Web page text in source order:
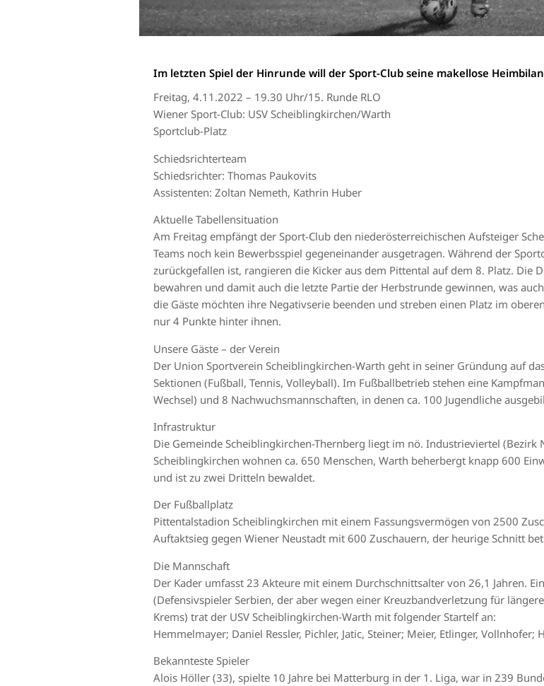
Im letzten Spiel der Hinrunde will der Sport-Club seine makellose
Freitag, 4.11.2022 – 19.30 Uhr/15. Runde RLO
Wiener Sport-Club: USV Scheiblingkirchen/Warth
Sportclub-Platz
Schiedsrichterteam
Schiedsrichter: Thomas Paukovits
Assistenten: Zoltan Nemeth, Kathrin Huber
Aktuelle Tabellensituation
Am Freitag empfängt der Sport-Club den niederösterreichischen Aufsteiger
Teams noch kein Bewerbsspiel gegeneinander ausgetragen. Während der
zurückgefallen ist, rangieren die Kicker aus dem Pittental auf dem 8. Platz. Die
bewahren und damit auch die letzte Partie der Herbstrunde gewinnen, was
die Gäste möchten ihre Negativserie beenden und streben einen Platz im
nur 4 Punkte hinter ihnen.
Unsere Gäste – der Verein
Der Union Sportverein Scheiblingkirchen-Warth geht in seiner Gründung auf
Sektionen (Fußball, Tennis, Volleyball). Im Fußballbetrieb stehen eine
Wechsel) und 8 Nachwuchsmannschaften, in denen ca. 100 Jugendliche
Infrastruktur
Die Gemeinde Scheiblingkirchen-Thernberg liegt im nö. Industrieviertel (Bezirk
Scheiblingkirchen wohnen ca. 650 Menschen, Warth beherbergt knapp 600
und ist zu zwei Dritteln bewaldet.
Der Fußballplatz
Pittentalstadion Scheiblingkirchen mit einem Fassungsvermögen von 2500
Auftaktsieg gegen Wiener Neustadt mit 600 Zuschauern, der heurige Schnitt
Die Mannschaft
Der Kader umfasst 23 Akteure mit einem Durchschnittsalter von 26,1 Jahren.
(Defensivspieler Serbien, der aber wegen einer Kreuzbandverletzung für
Krems) trat der USV Scheiblingkirchen-Warth mit folgender Startelf an:
Hemmelmayer; Daniel Ressler, Pichler, Jatic, Steiner; Meier, Etlinger, Vollnhofer;
Bekannteste Spieler
Alois Höller (33), spielte 10 Jahre bei Matterburg in der 1. Liga, war in 239